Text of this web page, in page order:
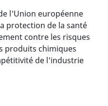
l'Union européenne
protection de la santé
contre les risques
produits chimiques
de l'industrie